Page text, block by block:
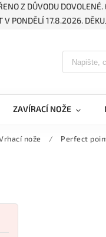
Z DŮVODU DOVOLENÉ.
V PONDĚLÍ 17.8.2026.
ZAVÍRACÍ NOŽE
nože / Perfect